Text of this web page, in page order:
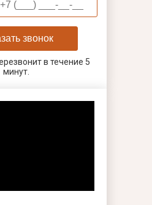
звонок
в течение 5
минут.